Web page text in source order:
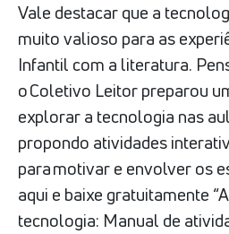
Vale destacar que a
muito valioso para as
Infantil com a literatura.
o Coletivo Leitor preparou
explorar a tecnologia nas
propondo atividades
para motivar e envolver os
aqui e baixe gratuitamente
tecnologia: Manual de